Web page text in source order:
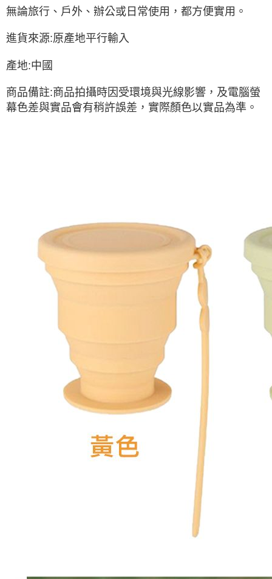
無論旅行、戶外、辦公或日常使用，都方便實用。
進貨來源:原產地平行輸入
產地:中國
商品備註:商品拍攝時因受環境與光線影響，及電腦螢
幕色差與實品會有稍許誤差，實際顏色以實品為準。